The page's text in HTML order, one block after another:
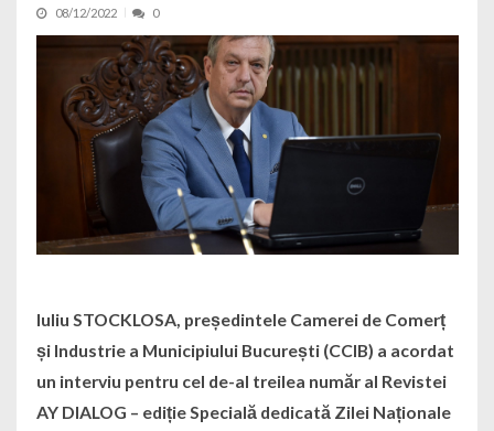
08/12/2022 0
Iuliu STOCKLOSA, președintele Camerei de Comerț
și Industrie a Municipiului București (CCIB) a acordat
un interviu pentru cel de-al treilea număr al Revistei
AY DIALOG – ediție Specială dedicată Zilei Naționale